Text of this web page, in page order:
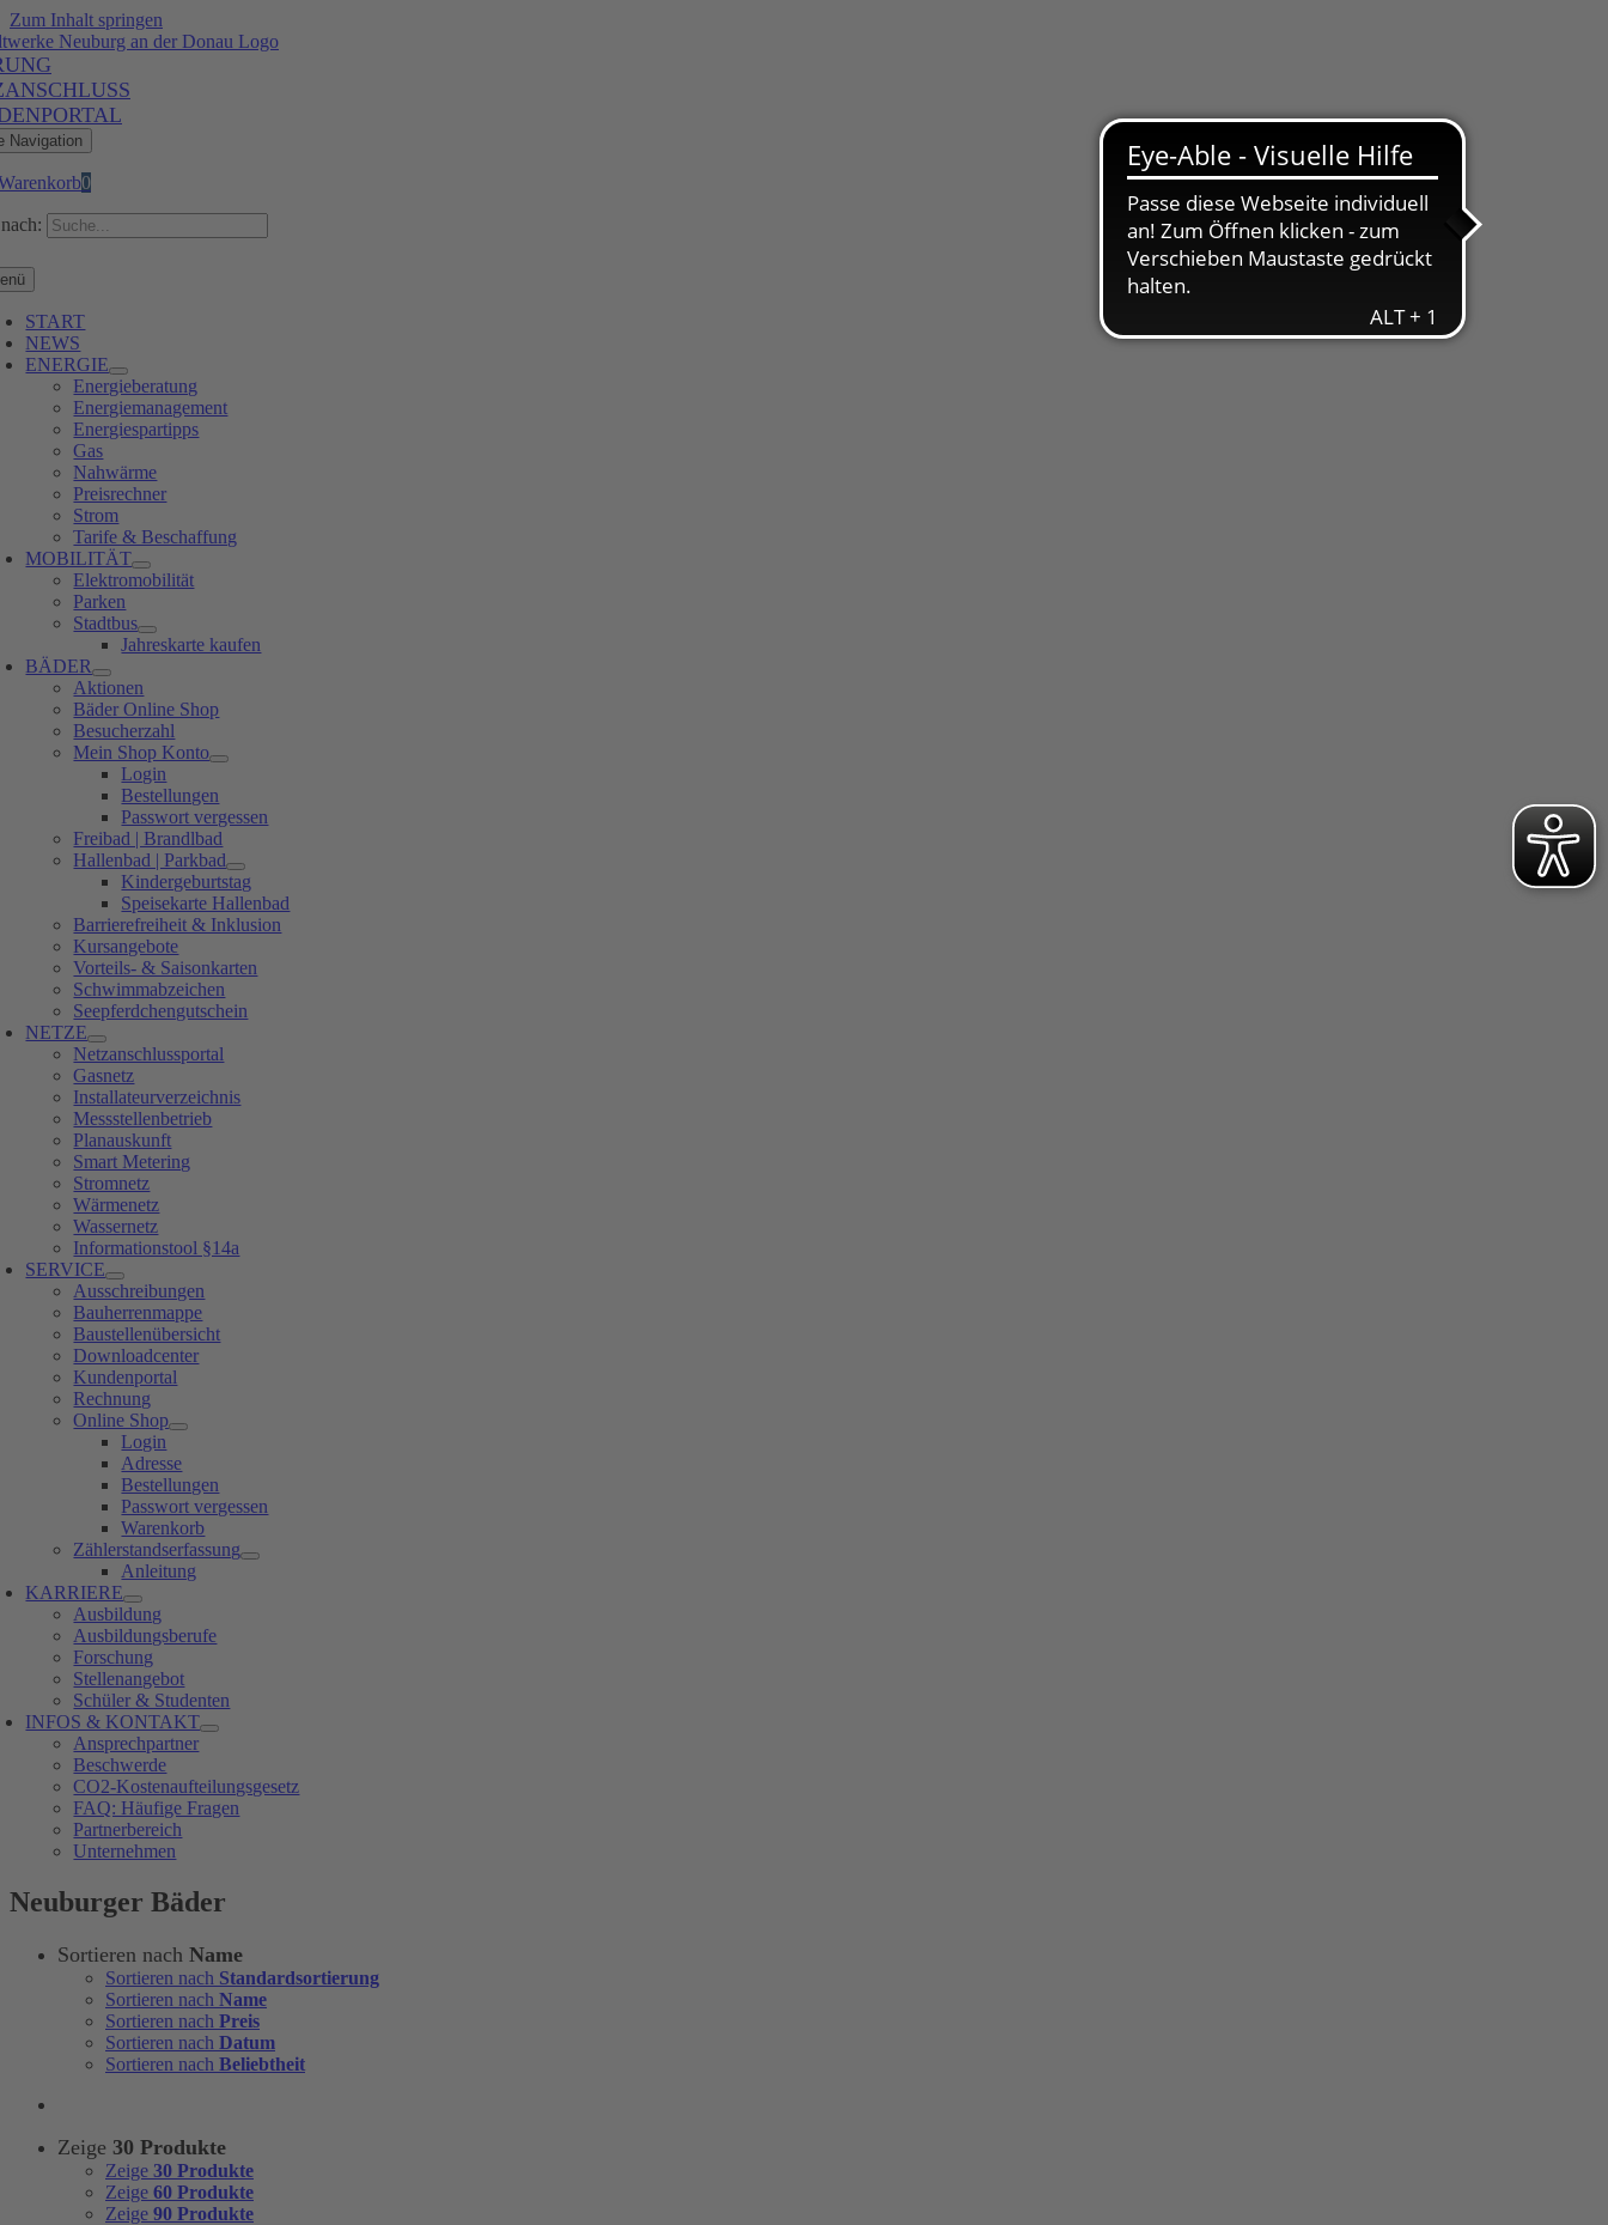
Zum Inhalt springen
Navigation
0
START
NEWS
ENERGIE
Energieberatung
Energiemanagement
Energiespartipps
Gas
Nahwärme
Preisrechner
Strom
Tarife & Beschaffung
MOBILITÄT
Elektromobilität
Parken
Stadtbus
Jahreskarte kaufen
BÄDER
Aktionen
Bäder Online Shop
Besucherzahl
Mein Shop Konto
Login
Bestellungen
Passwort vergessen
Freibad | Brandlbad
Hallenbad | Parkbad
Kindergeburtstag
Speisekarte Hallenbad
Barrierefreiheit & Inklusion
Kursangebote
Vorteils- & Saisonkarten
Schwimmabzeichen
Seepferdchengutschein
NETZE
Netzanschlussportal
Gasnetz
Installateurverzeichnis
Messstellenbetrieb
Planauskunft
Smart Metering
Stromnetz
Wärmenetz
Wassernetz
Informationstool §14a
SERVICE
Ausschreibungen
Bauherrenmappe
Baustellenübersicht
Downloadcenter
Kundenportal
Rechnung
Online Shop
Login
Adresse
Bestellungen
Passwort vergessen
Warenkorb
Zählerstandserfassung
Anleitung
KARRIERE
Ausbildung
Ausbildungsberufe
Forschung
Stellenangebot
Schüler & Studenten
INFOS & KONTAKT
Ansprechpartner
Beschwerde
CO2-Kostenaufteilungsgesetz
FAQ: Häufige Fragen
Partnerbereich
Unternehmen
Neuburger Bäder
Sortieren nach Name
Sortieren nach Standardsortierung
Sortieren nach Name
Sortieren nach Preis
Sortieren nach Datum
Sortieren nach Beliebtheit
Zeige 30 Produkte
Zeige 30 Produkte
Zeige 60 Produkte
Zeige 90 Produkte